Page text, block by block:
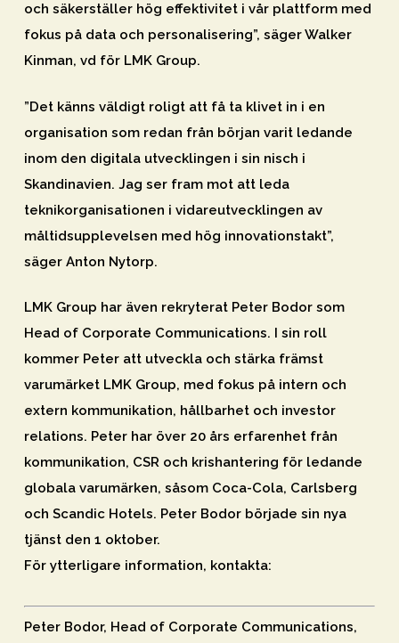
och säkerställer hög effektivitet i vår plattform med
fokus på data och personalisering”, säger Walker
Kinman, vd för LMK Group.
”Det känns väldigt roligt att få ta klivet in i en
organisation som redan från början varit ledande
inom den digitala utvecklingen i sin nisch i
Skandinavien. Jag ser fram mot att leda
teknikorganisationen i vidareutvecklingen av
måltidsupplevelsen med hög innovationstakt”,
säger Anton Nytorp.
LMK Group har även rekryterat Peter Bodor som
Head of Corporate Communications. I sin roll
kommer Peter att utveckla och stärka främst
varumärket LMK Group, med fokus på intern och
extern kommunikation, hållbarhet och investor
relations. Peter har över 20 års erfarenhet från
kommunikation, CSR och krishantering för ledande
globala varumärken, såsom Coca-Cola, Carlsberg
och Scandic Hotels. Peter Bodor började sin nya
tjänst den 1 oktober.
För ytterligare information, kontakta:
Peter Bodor, Head of Corporate Communications,